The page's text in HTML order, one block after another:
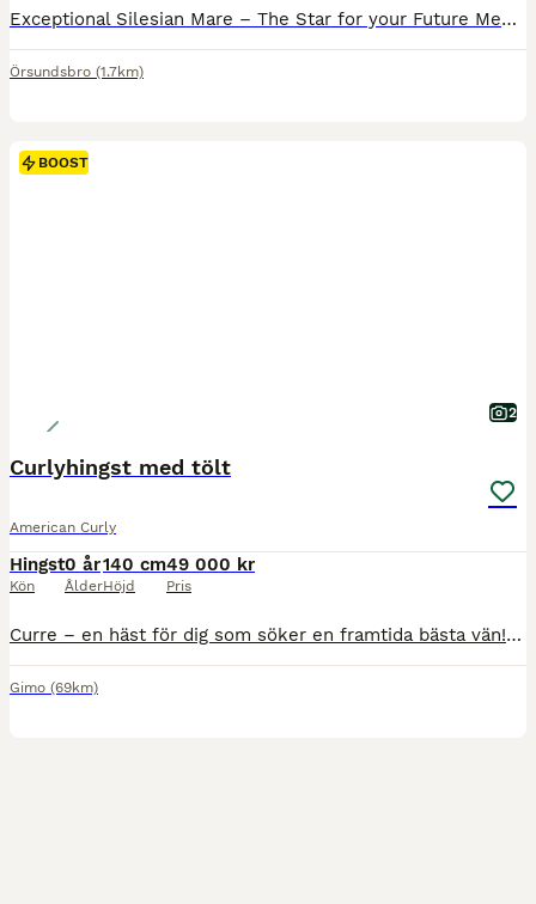
Exceptional Silesian Mare – The Star for your Future Meet pasja. She is already showing all the attributes of a top-class Silesian. She combines outstanding quality, exceptional bone and substance with the kindest, most genuine temperament you could wish for. The mare—but with a gentle soul that makes her an absolute pleasure to have around. She is proving to be incredibl
Örsundsbro (1.7km)
BOOST
2
Curlyhingst med tölt
American Curly
Hingst
Kön
0 år
Ålder
140 cm
Höjd
49 000 kr
Pris
Curre – en häst för dig som söker en framtida bästa vän! Född: 2026-06-07 Kön: Hingst Färg: Brunskäck med två blå ögon (lockig päls) Curre beräknas bli ca 140 cm i mankhöjd. Vissa hästar är speciella redan från första stund. Curre är en av dem. Med sitt lugna temperament, sin nyfikenhet och sin naturliga sociala förmåga har han en personlighet som gör att människor
Gimo (69km)